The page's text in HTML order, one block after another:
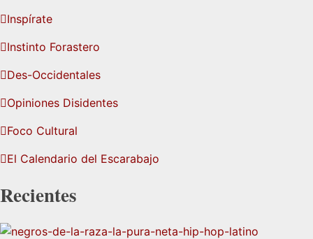
Inspírate
Instinto Forastero
Des-Occidentales
Opiniones Disidentes
Foco Cultural
El Calendario del Escarabajo
Recientes